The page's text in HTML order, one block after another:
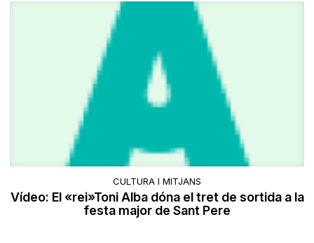
CULTURA I MITJANS
Vídeo: El «rei»Toni Alba dóna el tret de sortida a la
festa major de Sant Pere